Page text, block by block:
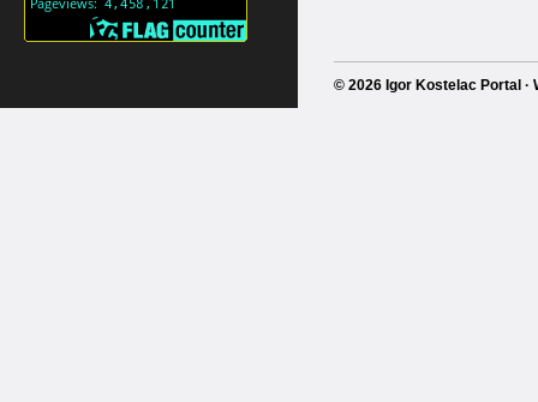
© 2026 Igor Kostelac Portal